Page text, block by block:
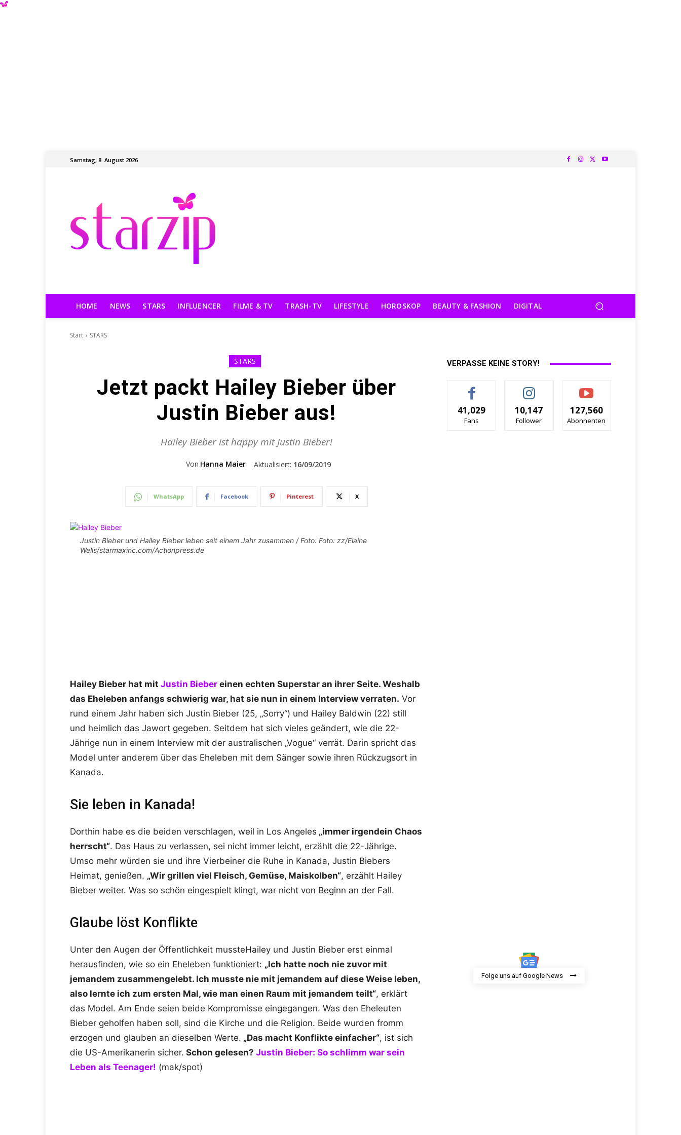
Samstag, 8. August 2026
HOME NEWS STARS INFLUENCER FILME & TV TRASH-TV LIFESTYLE HOROSKOP BEAUTY & FASHION DIGITAL
Start STARS
STARS
Jetzt packt Hailey Bieber über
Justin Bieber aus!
Hailey Bieber ist happy mit Justin Bieber!
Von Hanna Maier Aktualisiert: 16/09/2019
WhatsApp Facebook Pinterest X
Justin Bieber und Hailey Bieber leben seit einem Jahr zusammen / Foto: Foto: zz/Elaine
Wells/starmaxinc.com/Actionpress.de
Hailey Bieber hat mit Justin Bieber einen echten Superstar an ihrer Seite. Weshalb
das Eheleben anfangs schwierig war, hat sie nun in einem Interview verraten. Vor
rund einem Jahr haben sich Justin Bieber (25, „Sorry“) und Hailey Baldwin (22) still
und heimlich das Jawort gegeben. Seitdem hat sich vieles geändert, wie die 22-
Jährige nun in einem Interview mit der australischen „Vogue“ verrät. Darin spricht das
Model unter anderem über das Eheleben mit dem Sänger sowie ihren Rückzugsort in
Kanada.
Sie leben in Kanada!
Dorthin habe es die beiden verschlagen, weil in Los Angeles „immer irgendein Chaos
herrscht“. Das Haus zu verlassen, sei nicht immer leicht, erzählt die 22-Jährige.
Umso mehr würden sie und ihre Vierbeiner die Ruhe in Kanada, Justin Biebers
Heimat, genießen. „Wir grillen viel Fleisch, Gemüse, Maiskolben“, erzählt Hailey
Bieber weiter. Was so schön eingespielt klingt, war nicht von Beginn an der Fall.
Glaube löst Konflikte
Unter den Augen der Öffentlichkeit mussteHailey und Justin Bieber erst einmal
herausfinden, wie so ein Eheleben funktioniert: „Ich hatte noch nie zuvor mit
jemandem zusammengelebt. Ich musste nie mit jemandem auf diese Weise leben,
also lernte ich zum ersten Mal, wie man einen Raum mit jemandem teilt“, erklärt
das Model. Am Ende seien beide Kompromisse eingegangen. Was den Eheleuten
Bieber geholfen haben soll, sind die Kirche und die Religion. Beide wurden fromm
erzogen und glauben an dieselben Werte. „Das macht Konflikte einfacher“, ist sich
die US-Amerikanerin sicher. Schon gelesen? Justin Bieber: So schlimm war sein
Leben als Teenager! (mak/spot)
VERPASSE KEINE STORY!
41,029
Fans
10,147
Follower
127,560
Abonnenten
Folge uns auf Google News